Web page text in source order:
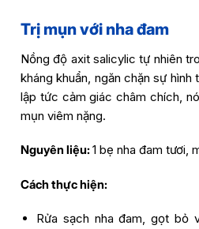
Trị mụn với nha đam
Nồng độ axit salicylic tự nhiên
kháng khuẩn, ngăn chặn sự hình
lập tức cảm giác châm chích,
mụn viêm nặng.
Nguyên liệu:1 bẹ nha đam tươi,
Cách thực hiện:
Rửa sạch nha đam, gọt bỏ